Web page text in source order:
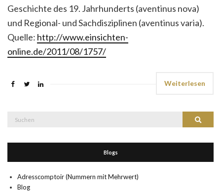
Geschichte des 19. Jahrhunderts (aventinus nova)
und Regional- und Sachdisziplinen (aventinus varia).
Quelle: http://www.einsichten-
online.de/2011/08/1757/
Weiterlesen
Suchen
Blogs
Adresscomptoir (Nummern mit Mehrwert)
Blog